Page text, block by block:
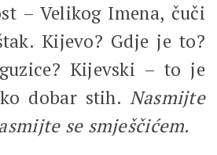
– Velikog Imena, čuči
Kijevo? Gdje je to?
Kijevski – to je
dobar stih. Nasmijte
se smješčićem.